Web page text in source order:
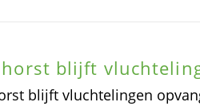
blijft
blijft vluchtelingen